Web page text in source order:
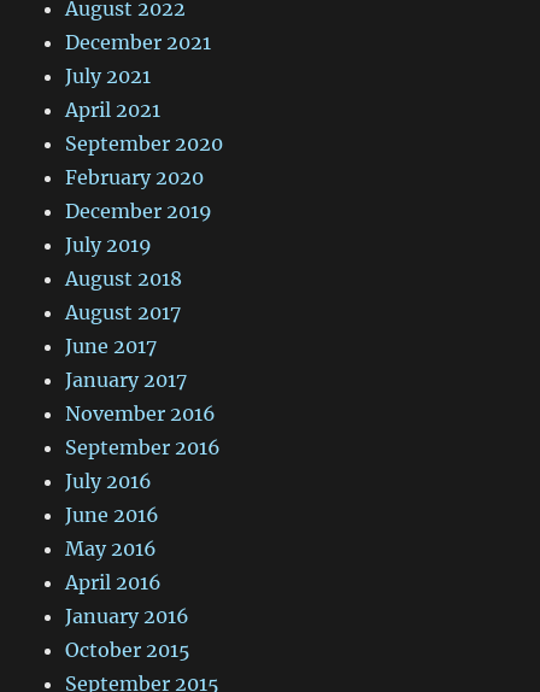
August 2022
December 2021
July 2021
April 2021
September 2020
February 2020
December 2019
July 2019
August 2018
August 2017
June 2017
January 2017
November 2016
September 2016
July 2016
June 2016
May 2016
April 2016
January 2016
October 2015
September 2015